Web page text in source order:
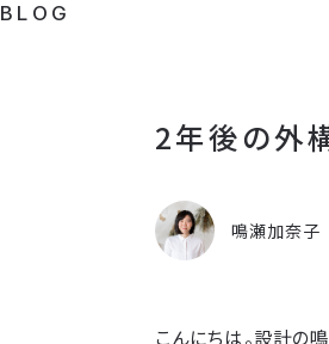
BLOG
2年後の外
鳴瀬加奈子
こんにちは。設計の